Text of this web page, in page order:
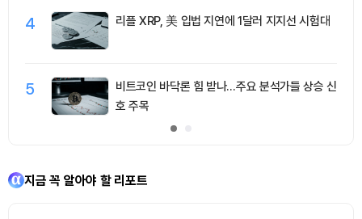
4 리플 XRP, 美 입법 지연에 1달러 지지선 시험대
5
비트코인 바닥론 힘 받나…주요 분석가들 상승 신
호 주목
지금 꼭 알아야 할 리포트